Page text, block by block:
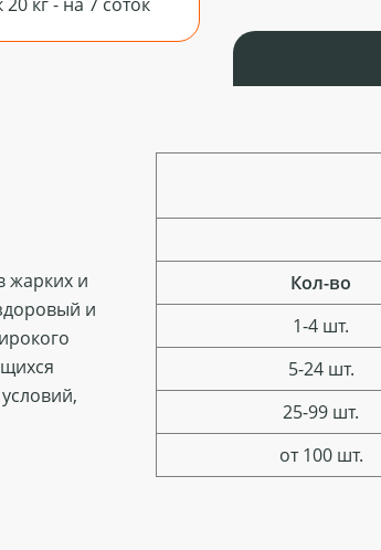
жарких и
и
Кол-во
1-4 шт.
5-24 шт.
25-99 шт.
от 100 шт.